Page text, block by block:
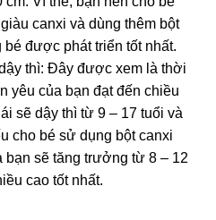
canxi và dùng thêm bột
bé được phát triển tốt nhất.
thì: Đây được xem là thời
yêu của bạn đạt đến chiều
sẽ dậy thì từ 9 – 17 tuổi và
cho bé sử dụng bột canxi
bạn sẽ tăng trưởng từ 8 – 12
cao tốt nhất.